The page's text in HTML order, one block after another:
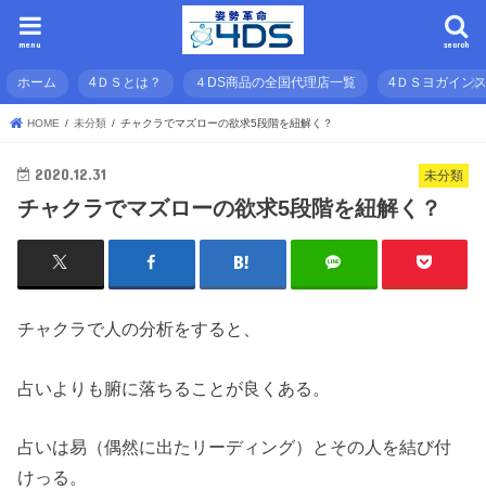
search
menu
ホーム 4ＤＳとは？ ４DS商品の全国代理店一覧 4ＤＳヨガイン
HOME 未分類 チャクラでマズローの欲求5段階を紐解く？
未分類
2020.12.31
チャクラでマズローの欲求5段階を紐解く？
チャクラで人の分析をすると、
占いよりも腑に落ちることが良くある。
占いは易（偶然に出たリーディング）とその人を結び付
けっる。